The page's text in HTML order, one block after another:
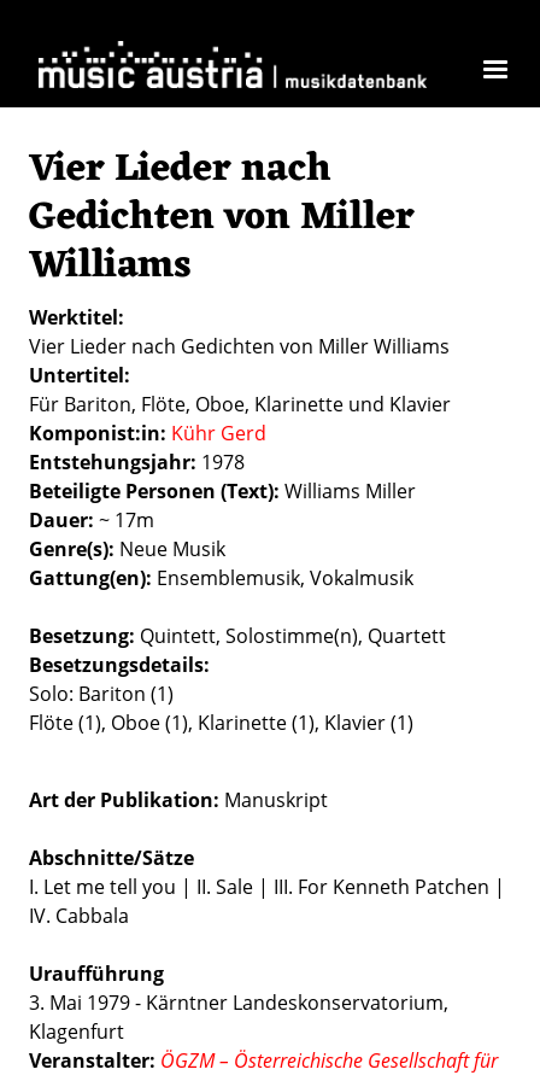
Vier Lieder nach
Gedichten von Miller
Williams
Werktitel
Vier Lieder nach Gedichten von Miller Williams
Untertitel
Für Bariton, Flöte, Oboe, Klarinette und Klavier
Komponist:in Kühr Gerd
Entstehungsjahr 1978
Beteiligte Personen (Text) Williams Miller
Dauer ~ 17m
Genre(s) Neue Musik
Gattung(en) Ensemblemusik Vokalmusik
Besetzung Quintett Solostimme(n) Quartett
Besetzungsdetails
Solo: Bariton (1)
Flöte (1), Oboe (1), Klarinette (1), Klavier (1)
Art der Publikation Manuskript
Abschnitte/Sätze
I. Let me tell you | II. Sale | III. For Kenneth Patchen |
IV. Cabbala
Uraufführung
3. Mai 1979 - Kärntner Landeskonservatorium,
Klagenfurt
Veranstalter: ÖGZM – Österreichische Gesellschaft für